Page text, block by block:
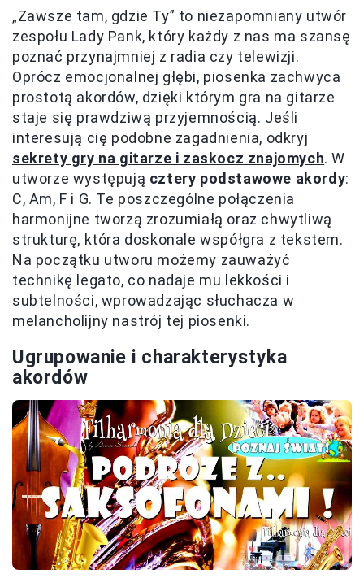
„Zawsze tam, gdzie Ty” to niezapomniany utwór
zespołu Lady Pank, który każdy z nas ma szansę
poznać przynajmniej z radia czy telewizji.
Oprócz emocjonalnej głębi, piosenka zachwyca
prostotą akordów, dzięki którym gra na gitarze
staje się prawdziwą przyjemnością. Jeśli
interesują cię podobne zagadnienia, odkryj
sekrety gry na gitarze i zaskocz znajomych. W
utworze występują cztery podstawowe akordy:
C, Am, F i G. Te poszczególne połączenia
harmonijne tworzą zrozumiałą oraz chwytliwą
strukturę, która doskonale współgra z tekstem.
Na początku utworu możemy zauważyć
technikę legato, co nadaje mu lekkości i
subtelności, wprowadzając słuchacza w
melancholijny nastrój tej piosenki.
Ugrupowanie i charakterystyka
akordów